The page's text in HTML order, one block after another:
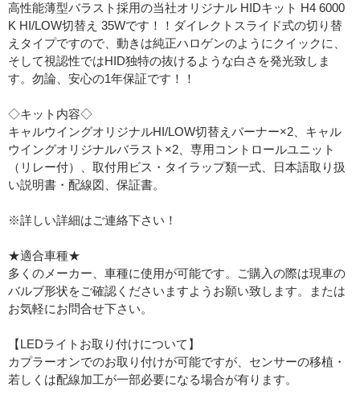
高性能薄型バラスト採用の当社オリジナル HIDキット H4 6000
K HI/LOW切替え 35Wです！！ダイレクトスライド式の切り替
えタイプですので、動きは純正ハロゲンのようにクイックに、
そして視認性ではHID独特の抜けるような白さを発光致しま
す。勿論、安心の1年保証です！！
◇キット内容◇
キャルウイングオリジナルHI/LOW切替えバーナー×2、キャル
ウイングオリジナルバラスト×2、専用コントロールユニット
（リレー付）、取付用ビス・タイラップ類一式、日本語取り扱
い説明書・配線図、保証書。
※詳しい詳細はご連絡下さい！
★適合車種★
多くのメーカー、車種に使用が可能です。ご購入の際は現車の
バルブ形状をご確認くださいますようお願い致します。または
お気軽にお問合せ下さい。
【LEDライトお取り付けについて】
カプラーオンでのお取り付けが可能ですが、センサーの移植・
若しくは配線加工が一部必要になる場合が有ります。